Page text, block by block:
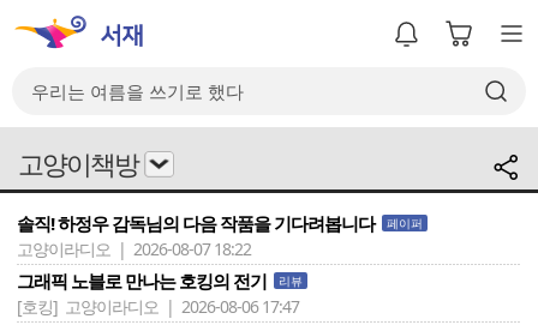
고양이책방
솔직! 하정우 감독님의 다음 작품을 기다려봅니다 페이퍼
고양이라디오 | 2026-08-07 18:22
그래픽 노블로 만나는 호킹의 전기 리뷰
[호킹] 고양이라디오 | 2026-08-06 17:47